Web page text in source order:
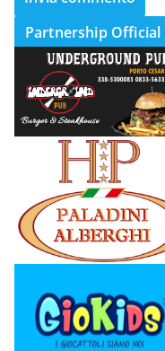
Partnership Official